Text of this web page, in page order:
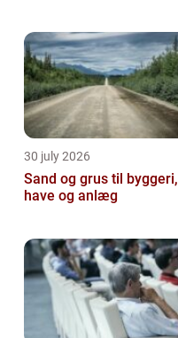
autoopretni...
30 july 2026
Sand og grus til byggeri,
have og anlæg